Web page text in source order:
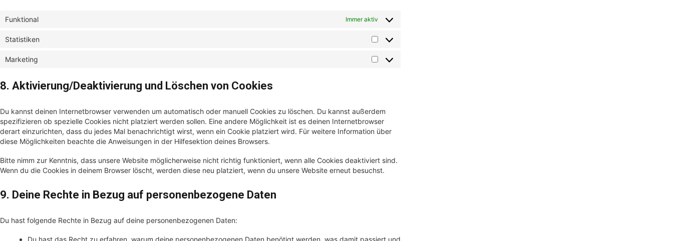
Funktional Immer aktiv
Statistiken
Marketing
8. Aktivierung/Deaktivierung und Löschen von Cookies
Du kannst deinen Internetbrowser verwenden um automatisch oder manuell Cookies zu löschen. Du kannst außerdem
spezifizieren ob spezielle Cookies nicht platziert werden sollen. Eine andere Möglichkeit ist es deinen Internetbrowser
derart einzurichten, dass du jedes Mal benachrichtigt wirst, wenn ein Cookie platziert wird. Für weitere Information über
diese Möglichkeiten beachte die Anweisungen in der Hilfesektion deines Browsers.
Bitte nimm zur Kenntnis, dass unsere Website möglicherweise nicht richtig funktioniert, wenn alle Cookies deaktiviert sind.
Wenn du die Cookies in deinem Browser löscht, werden diese neu platziert, wenn du unsere Website erneut besuchst.
9. Deine Rechte in Bezug auf personenbezogene Daten
Du hast folgende Rechte in Bezug auf deine personenbezogenen Daten: